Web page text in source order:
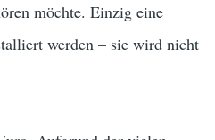
möchte. Einzig eine
werden – sie wird nicht